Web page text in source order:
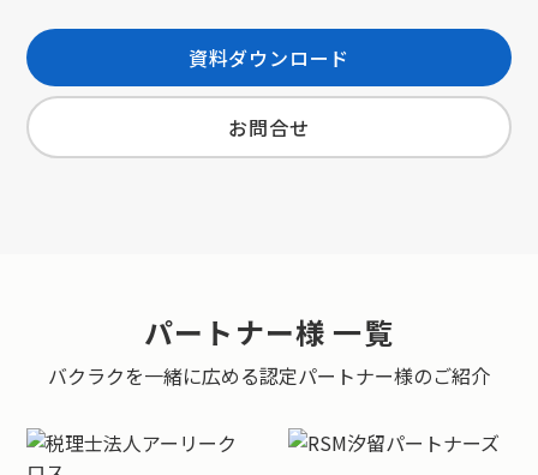
資料ダウンロード
お問合せ
パートナー様 一覧
バクラクを一緒に広める認定パートナー様のご紹介